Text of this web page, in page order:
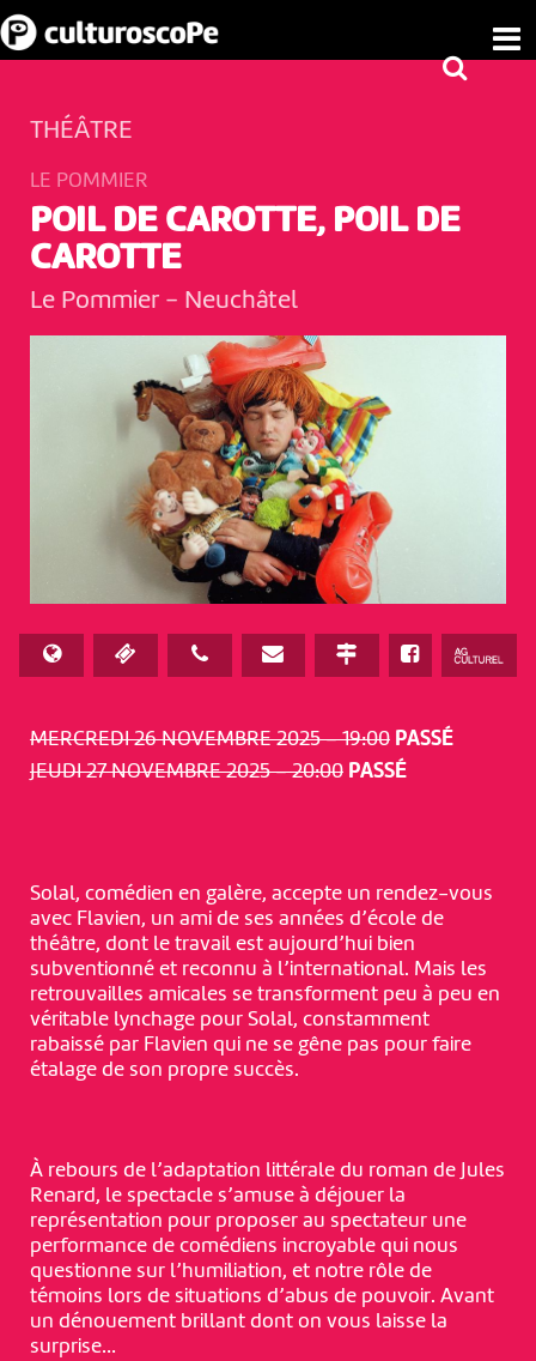
MERCREDI 26 NOVEMBRE 2025 – 19:00 PASSÉ
JEUDI 27 NOVEMBRE 2025 – 20:00 PASSÉ
THÉÂTRE
LE POMMIER
POIL DE CAROTTE, POIL DE
CAROTTE
Le Pommier - Neuchâtel
Solal, comédien en galère, accepte un rendez-vous
avec Flavien, un ami de ses années d’école de
théâtre, dont le travail est aujourd’hui bien
subventionné et reconnu à l’international. Mais les
retrouvailles amicales se transforment peu à peu en
véritable lynchage pour Solal, constamment
rabaissé par Flavien qui ne se gêne pas pour faire
étalage de son propre succès.
À rebours de l’adaptation littérale du roman de Jules
Renard, le spectacle s’amuse à déjouer la
représentation pour proposer au spectateur une
performance de comédiens incroyable qui nous
questionne sur l’humiliation, et notre rôle de
témoins lors de situations d’abus de pouvoir. Avant
un dénouement brillant dont on vous laisse la
surprise…